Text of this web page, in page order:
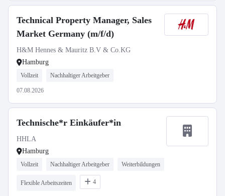
Technical Property Manager, Sales
Market Germany (m/f/d)
H&M Hennes & Mauritz B.V & Co.KG
Hamburg
Vollzeit Nachhaltiger Arbeitgeber
07.08.2026
Technische*r Einkäufer*in
HHLA
Hamburg
Vollzeit Nachhaltiger Arbeitgeber Weiterbildungen
Flexible Arbeitszeiten 4